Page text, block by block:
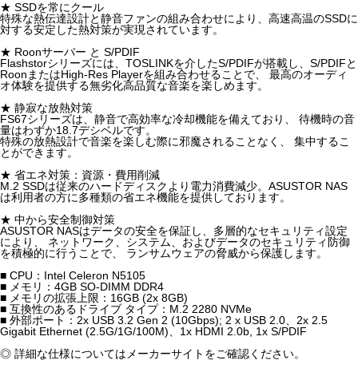
★ SSDを常にクール
特殊な熱伝達設計と静音ファンの組み合わせにより、高速高温のSSDに
対する安定した熱対策が実現されています。
★ Roonサーバー と S/PDIF
Flashstorシリーズには、TOSLINKを介したS/PDIFが搭載し、S/PDIFと
RoonまたはHigh-Res Playerを組み合わせることで、 最高のオーディ
オ体験を提供する無劣化高品質な音楽を楽しめます。
★ 静寂な放熱対策
FS67シリーズは、静音で高効率な冷却機能を備えており、 待機時の音
量はわずか18.7デシベルです。
特殊の放熱設計で音楽を楽しむ際に邪魔されることなく、 集中するこ
とができます。
★ 省エネ対策：資源・費用削減
M.2 SSDは従来のハードディスクより電力消費減少。ASUSTOR NAS
は利用者の方に多種類の省エネ機能を提供しております。
★ 中から安全制御対策
ASUSTOR NASはデータの安全を保証し、多層的なセキュリティ設定
により、 ネットワーク、システム、およびデータのセキュリティ防御
を積極的に行うことで、 ランサムウェアの脅威から保護します。
■ CPU：Intel Celeron N5105
■ メモリ：4GB SO-DIMM DDR4
■ メモリの拡張上限：16GB (2x 8GB)
■ 互換性のあるドライブ タイプ：M.2 2280 NVMe
■ 外部ポート：2x USB 3.2 Gen 2 (10Gbps); 2 x USB 2.0、2x 2.5
Gigabit Ethernet (2.5G/1G/100M)、1x HDMI 2.0b, 1x S/PDIF
◎ 詳細な仕様についてはメーカーサイトをご確認ください。